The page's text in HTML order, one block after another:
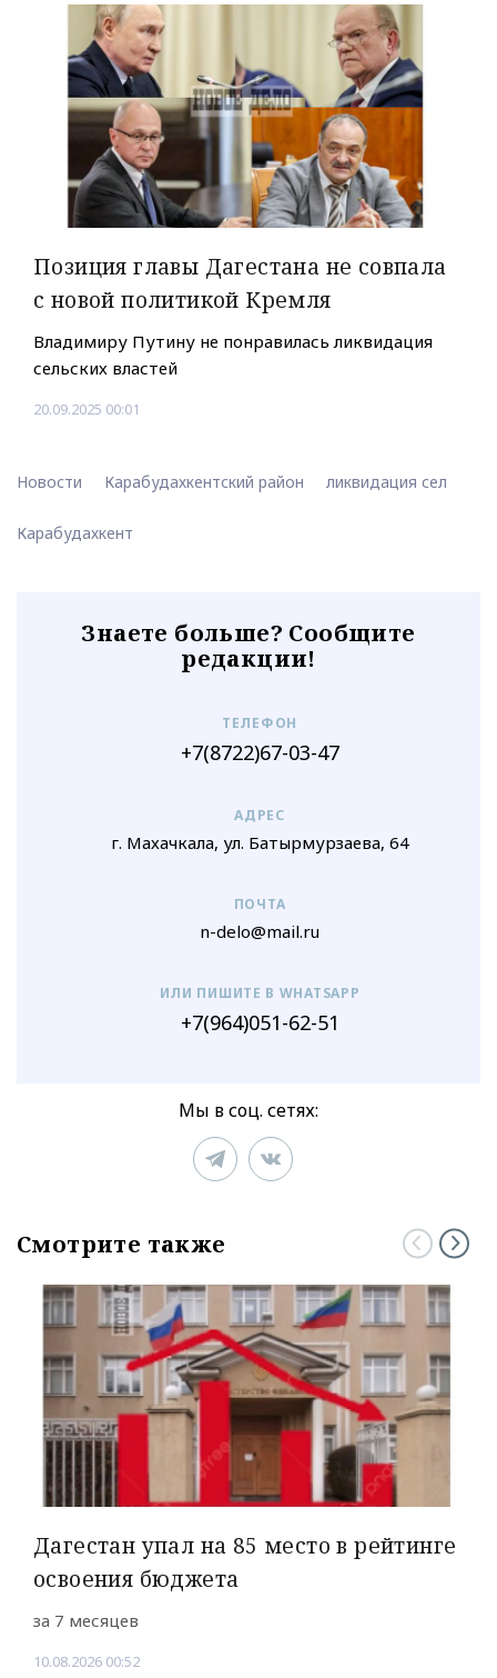
Позиция главы Дагестана не совпала
с новой политикой Кремля
Владимиру Путину не понравилась ликвидация
сельских властей
20.09.2025 00:01
Новости Карабудахкентский район ликвидация сел
Карабудахкент
Знаете больше? Сообщите
редакции!
ТЕЛЕФОН
+7(8722)67-03-47
АДРЕС
г. Махачкала, ул. Батырмурзаева, 64
ПОЧТА
n-delo@mail.ru
ИЛИ ПИШИТЕ В WHATSAPP
+7(964)051-62-51
Мы в соц. сетях:
Смотрите также
Дагестан упал на 85 место в рейтинге
освоения бюджета
за 7 месяцев
10.08.2026 00:52